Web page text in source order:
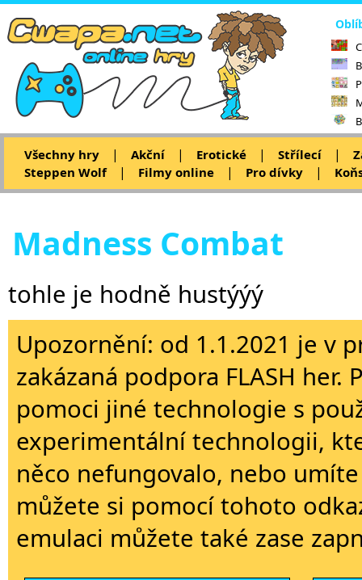
Všechny hry | Akční | Erotické | Střílecí |
Steppen Wolf
| Filmy online | Pro dívky |
Madness Combat
tohle je hodně hustýýý
Upozornění: od 1.1.2021 je v
zakázaná podpora FLASH
pomoci jiné technologie s
experimentální technologii,
něco nefungovalo, nebo
můžete si pomocí tohoto
emulaci můžete také zase